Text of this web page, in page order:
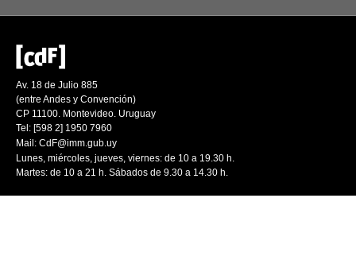
Av. 18 de Julio 885
(entre Andes y Convención)
CP 11100. Montevideo. Uruguay
Tel: [598 2] 1950 7960
Mail: CdF@imm.gub.uy
Lunes, miércoles, jueves, viernes: de 10 a 19.30 h.
Martes: de 10 a 21 h. Sábados de 9.30 a 14.30 h.